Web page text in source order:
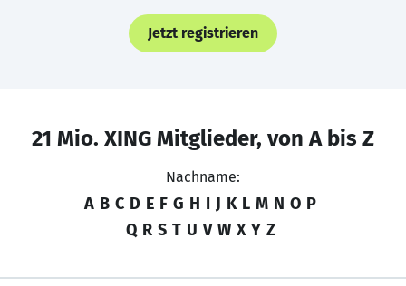
Jetzt registrieren
21 Mio. XING Mitglieder, von A bis Z
Nachname:
A B C D E F G H I J K L M N O P
Q R S T U V W X Y Z